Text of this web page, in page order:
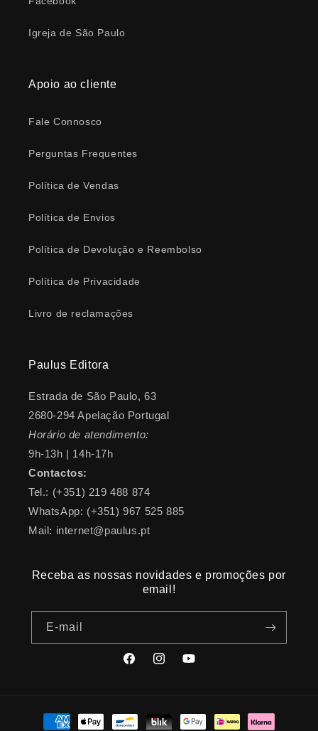
Igreja de São Paulo
Apoio ao cliente
Fale Connosco
Perguntas Frequentes
Política de Vendas
Política de Envios
Política de Devolução e Reembolso
Política de Privacidade
Livro de reclamações
Paulus Editora
Estrada de São Paulo, 63
2680-294 Apelação Portugal
Horário de atendimento:
9h-13h | 14h-17h
Contactos:
Tel.: (+351) 219 488 874
WhatsApp: (+351) 967 525 885
Mail: internet@paulus.pt
Receba as nossas novidades e promoções por
email!
E-mail
FacebookInstagramYouTube
Métodos